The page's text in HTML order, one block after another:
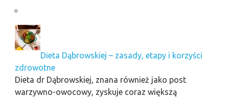
Dieta Dąbrowskiej – zasady, etapy i korzyści
zdrowotne
Dieta dr Dąbrowskiej, znana również jako post
warzywno-owocowy, zyskuje coraz większą